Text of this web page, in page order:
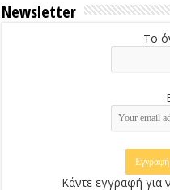
Newsletter
Το
Κάντε εγγραφή για